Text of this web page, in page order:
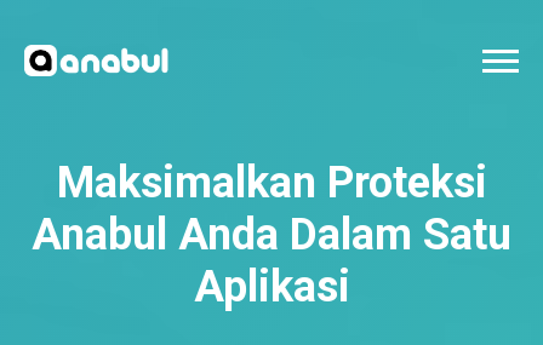
Maksimalkan Proteksi
Anabul Anda Dalam Satu
Aplikasi